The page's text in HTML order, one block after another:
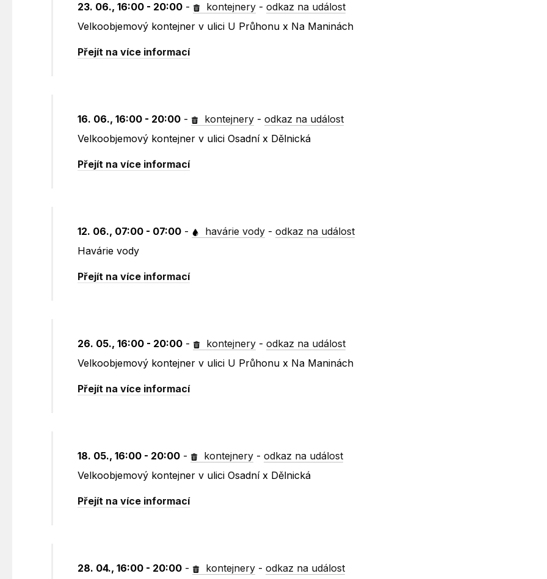
23. 06., 16:00 - 20:00 - kontejnery -odkaz na událost
Velkoobjemový kontejner v ulici U Průhonu x Na Maninách
Přejít na více informací
16. 06., 16:00 - 20:00 - kontejnery -odkaz na událost
Velkoobjemový kontejner v ulici Osadní x Dělnická
Přejít na více informací
12. 06., 07:00 - 07:00 - havárie vody -odkaz na událost
Havárie vody
Přejít na více informací
26. 05., 16:00 - 20:00 - kontejnery -odkaz na událost
Velkoobjemový kontejner v ulici U Průhonu x Na Maninách
Přejít na více informací
18. 05., 16:00 - 20:00 - kontejnery -odkaz na událost
Velkoobjemový kontejner v ulici Osadní x Dělnická
Přejít na více informací
28. 04., 16:00 - 20:00 - kontejnery -odkaz na událost